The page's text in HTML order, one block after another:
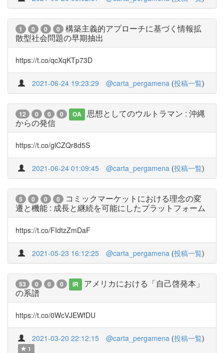
1 0 0 0
構築主義的アプローチに基づく情報拡
散型社会問題の早期抽出
https://t.co/qcXqKTp73D
2021-06-24 19:23:29 @carta_pergamena (投稿一覧)
12 0 0 0 OA
思想としてのウルトラマン : 沖縄
からの発信
https://t.co/glCZQr8d5S
2021-06-24 01:09:45 @carta_pergamena (投稿一覧)
5 0 0 0
コミックマーケットにおける理念の変
遷と機能 : 成長と継続を可能にしたプラットフォーム
https://t.co/FIdtzZmDaF
2021-05-23 16:12:25 @carta_pergamena (投稿一覧)
53 0 0 0 IR
アメリカにおける「自己啓発本」
の系譜
https://t.co/0WcVJEWfDU
2021-03-20 22:12:15 @carta_pergamena (投稿一覧)
1